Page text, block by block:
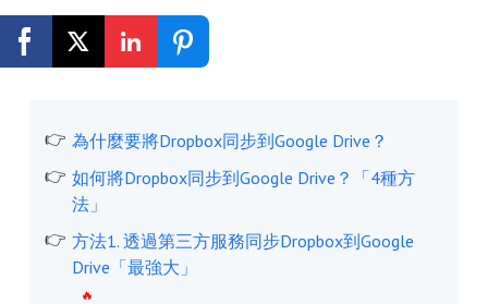
免費開始使用
為什麼要將Dropbox同步到Google Drive？
如何將Dropbox同步到Google Drive？「4種方
法」
方法1. 透過第三方服務同步Dropbox到Google
Drive「最強大」